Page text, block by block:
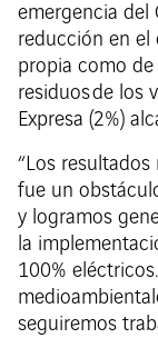
emergencia del
reducción en el
propia como
residuos de los
Expresa (2%)
“Los
fue un
y logramos
la
100%
seguiremos